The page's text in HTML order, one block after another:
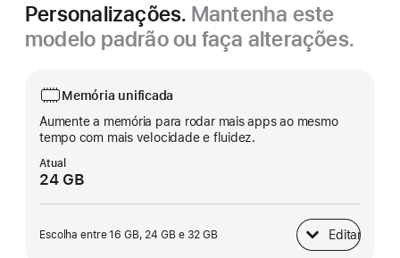
Personalizações. Mantenha este
modelo padrão ou faça alterações.
Memória unificada
Aumente a memória para rodar mais apps ao mesmo
tempo com mais velocidade e fluidez.
Atual
24 GB
Escolha entre 16 GB, 24 GB e 32 GB Editar
Memória unificada